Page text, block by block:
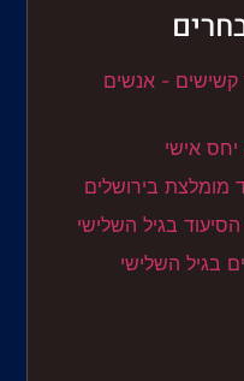
קשישים - אנשים
יחס אישי
מומלצת בירושלים
בגיל השלישי
בגיל השלישי